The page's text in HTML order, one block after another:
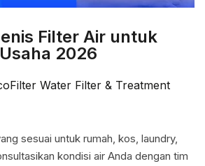
Filter Air untuk
2026
Water Filter & Treatment
sesuai untuk rumah, kos, laundry,
kondisi air Anda dengan tim